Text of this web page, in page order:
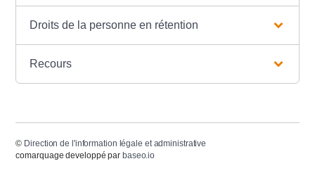
Droits de la personne en rétention
Recours
© Direction de l'information légale et administrative
comarquage developpé par baseo.io